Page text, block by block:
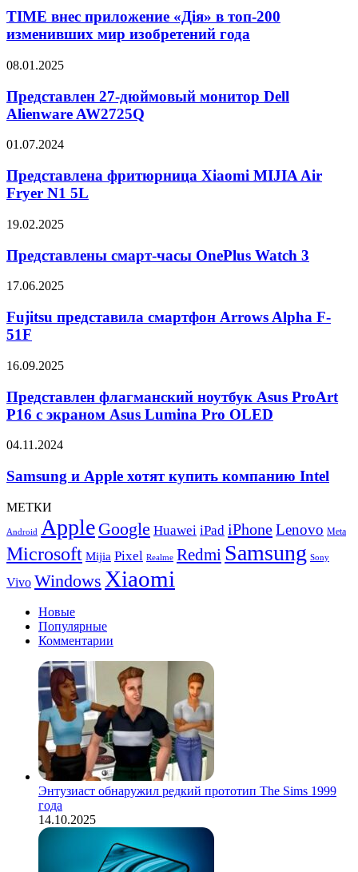
приложение
в
изменивших
изобретений
года
TIME внес приложение «Дія» в топ-200
изменивших мир изобретений года
Представлен
дюймовый
монитор
Dell
AW2725Q
08.01.2025
Представлен 27-дюймовый монитор Dell
Alienware AW2725Q
Представлена
Xiaomi
MIJIA
Air
N1
01.07.2024
Представлена фритюрница Xiaomi MIJIA Air
Fryer N1 5L
Представлены
часы
OnePlus
Watch
19.02.2025
Представлены смарт-часы OnePlus Watch 3
Fujitsu
смартфон
Arrows
Alpha
51F
17.06.2025
Fujitsu представила смартфон Arrows Alpha F-
51F
Представлен
ноутбук
Asus
ProArt
с
Asus
Pro
16.09.2025
Представлен флагманский ноутбук Asus ProArt
P16 с экраном Asus Lumina Pro OLED
Samsung
Apple
хотят
купить
компанию
Intel
04.11.2024
Samsung и Apple хотят купить компанию Intel
МЕТКИ
Android Apple Google Huawei iPad iPhoneLenovo Meta
Microsoft Mijia Pixel Realme Redmi Samsung Sony
Vivo Windows Xiaomi
Новые
Популярные
Комментарии
Энтузиаст обнаружил редкий прототип The Sims 1999
года
14.10.2025